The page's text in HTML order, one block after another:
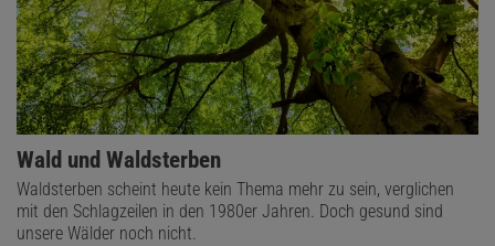
Wald und Waldsterben
Waldsterben scheint heute kein Thema mehr zu sein, verglichen
mit den Schlagzeilen in den 1980er Jahren. Doch gesund sind
unsere Wälder noch nicht.